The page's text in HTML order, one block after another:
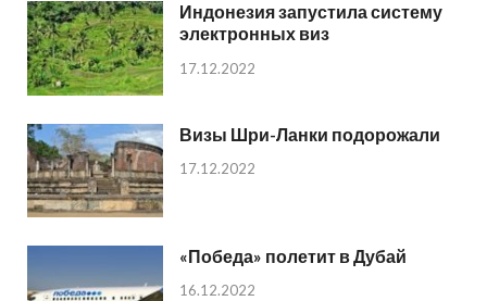
Индонезия запустила систему
электронных виз
17.12.2022
Визы Шри-Ланки подорожали
17.12.2022
«Победа» полетит в Дубай
16.12.2022